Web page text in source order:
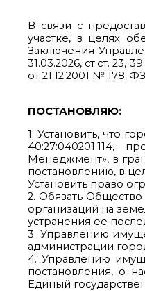
В связи с
участке, в целях
Заключения
31.03.2026, ст.ст. 23,
от 21.12.2001 № 178-
ПОСТАНОВЛЯЮ:
1. Установить, что
40:27:040201:114,
Менеджмент», в
постановлению, в
Установить право
2. Обязать
организаций на
устранения ее
3. Управлению
администрации
4. Управлению
постановления, о
Единый